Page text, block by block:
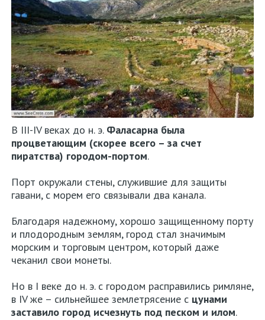
В III-IV веках до н. э. Фаласарна была
процветающим (скорее всего – за счет
пиратства) городом-портом.
Порт окружали стены, служившие для защиты
гавани, с морем его связывали два канала.
Благодаря надежному, хорошо защищенному порту
и плодородным землям, город стал значимым
морским и торговым центром, который даже
чеканил свои монеты.
Но в I веке до н. э. с городом расправились римляне,
в IV же – сильнейшее землетрясение с цунами
заставило город исчезнуть под песком и илом.